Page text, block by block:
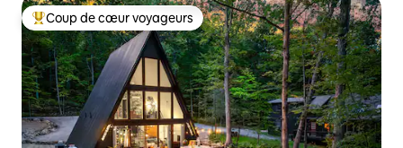
Coups de cœur voyageurs les plus appréciés
Coup de cœur voyageurs